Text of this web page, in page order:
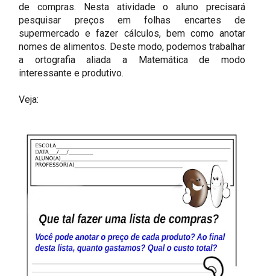
de compras. Nesta atividade o aluno precisará
pesquisar preços em folhas encartes de
supermercado e fazer cálculos, bem como anotar
nomes de alimentos. Deste modo, podemos trabalhar
a ortografia aliada a Matemática de modo
interessante e produtivo.
Veja: